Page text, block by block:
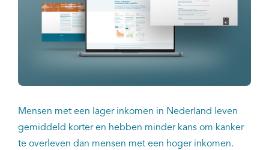
Mensen met een lager inkomen in Nederland leven
gemiddeld korter en hebben minder kans om kanker
te overleven dan mensen met een hoger inkomen.